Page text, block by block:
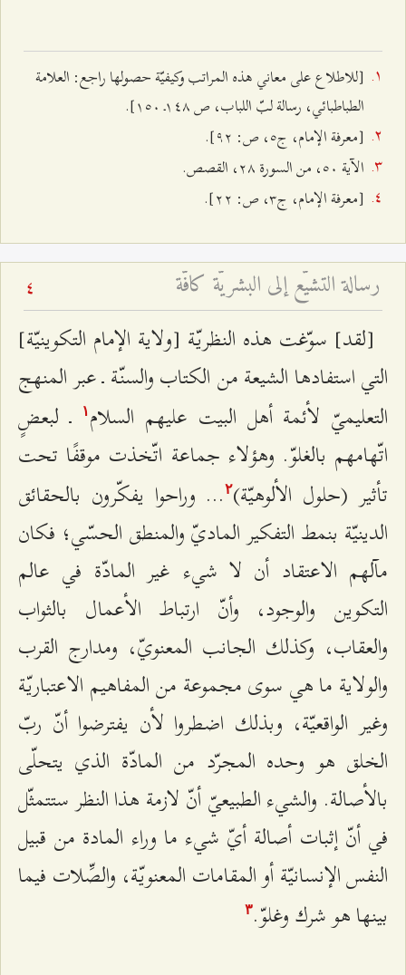
[للاطلاع على معاني هذه المراتب وكيفيّة حصولها راجع: العلامة
الطباطبائي، رسالة لبّ اللباب، ص ۱٤۸ـ ۱٥۰].
[معرفة الإمام، ج‌٥، ص: ٩٢].
الآية ٥۰، من السورة ٢۸، القصص.
[معرفة الإمام، ج‌٣، ص: ٢٢].
رسالة التشيّع إلى البشريّة كافّة 4
[لقد] سوّغت هذه النظريّة [ولاية الإمام التكوينيّة]
التي استفادها الشيعة من الكتاب والسنّة ـ عبر المنهج
التعليميّ لأئمة أهل البيت عليهم السلام ۱
ـ لبعضٍ
اتّهامهم بالغلوّ. وهؤلاء جماعة اتّخذت موقفًا تحت
تأثير (حلول الألوهيّة)٢... وراحوا يفكّرون بالحقائق
الدينيّة بنمط التفكير الماديّ والمنطق الحسّي؛ فكان
مآلهم الاعتقاد أن لا شيء غير المادّة في عالم
التكوين والوجود، وأنّ ارتباط الأعمال بالثواب
والعقاب، وكذلك الجانب المعنويّ، ومدارج القرب
والولاية ما هي سوى مجموعة من المفاهيم الاعتباريّة
وغير الواقعيّة، وبذلك اضطروا لأن يفترضوا أنّ ربّ
الخلق هو وحده المجرّد من المادّة الذي يتحلّى
بالأصالة. والشيء الطبيعيّ أنّ لازمة هذا النظر ستتمثّل
في أنّ إثبات أصالة أيّ شيء ما وراء المادة من قبيل
النفس الإنسانيّة أو المقامات المعنويّة، والصِّلات فيما
بينها هو شرك وغلوّ.٣